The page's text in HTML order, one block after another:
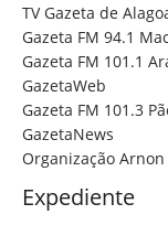
TV Gazeta de
Gazeta FM 94.1
Gazeta FM 101.1
GazetaWeb
Gazeta FM 101.3
GazetaNews
Organização
Expediente